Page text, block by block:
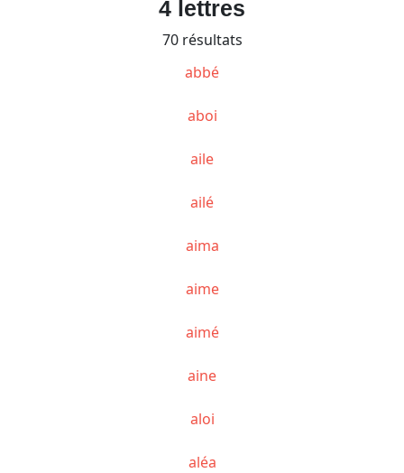
4 lettres
70 résultats
abbé
aboi
aile
ailé
aima
aime
aimé
aine
aloi
aléa